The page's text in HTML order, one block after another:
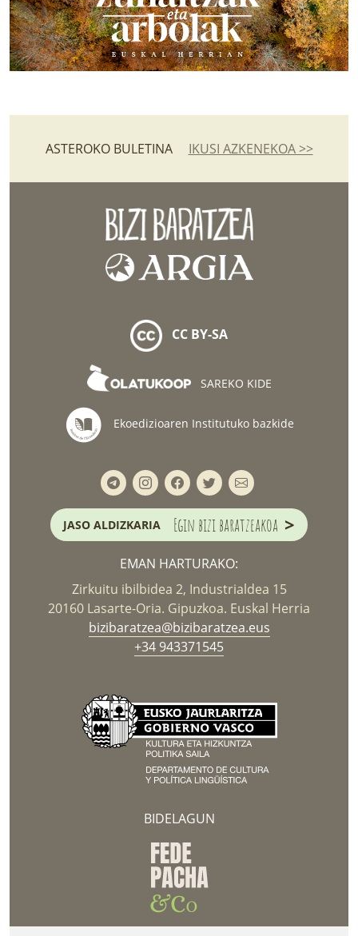
ASTEROKO BULETINA IKUSI AZKENEKOA >>
CC BY-SA
SAREKO KIDE
Ekoedizioaren Institutuko bazkide
JASO ALDIZKARIA Egin bizi baratzeakoa >
EMAN HARTURAKO:
Zirkuitu ibilbidea 2, Industrialdea 15
20160 Lasarte-Oria. Gipuzkoa. Euskal Herria
bizibaratzea@bizibaratzea.eus
+34 943371545
BIDELAGUN